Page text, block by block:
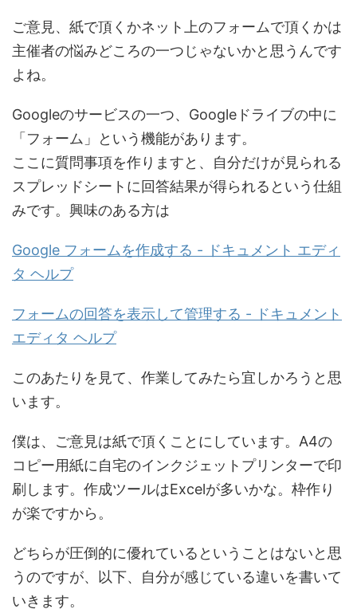
ご意見、紙で頂くかネット上のフォームで頂くかは
主催者の悩みどころの一つじゃないかと思うんです
よね。
Googleのサービスの一つ、Googleドライブの中に
「フォーム」という機能があります。
ここに質問事項を作りますと、自分だけが見られる
スプレッドシートに回答結果が得られるという仕組
みです。興味のある方は
Google フォームを作成する - ドキュメント エディ
タ ヘルプ
フォームの回答を表示して管理する - ドキュメント
エディタ ヘルプ
このあたりを見て、作業してみたら宜しかろうと思
います。
僕は、ご意見は紙で頂くことにしています。A4の
コピー用紙に自宅のインクジェットプリンターで印
刷します。作成ツールはExcelが多いかな。枠作り
が楽ですから。
どちらが圧倒的に優れているということはないと思
うのですが、以下、自分が感じている違いを書いて
いきます。